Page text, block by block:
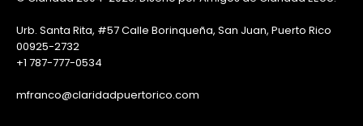
Urb. Santa Rita, #57 Calle Borinqueña, San Juan, Puerto Rico
00925-2732
+1 787-777-0534
mfranco@claridadpuertorico.com